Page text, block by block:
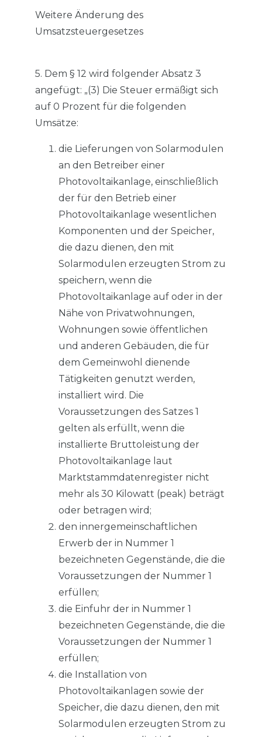
Weitere Änderung des
Umsatzsteuergesetzes
5. Dem § 12 wird folgender Absatz 3
angefügt: „(3) Die Steuer ermäßigt sich
auf 0 Prozent für die folgenden
Umsätze:
die Lieferungen von Solarmodulen
an den Betreiber einer
Photovoltaikanlage, einschließlich
der für den Betrieb einer
Photovoltaikanlage wesentlichen
Komponenten und der Speicher,
die dazu dienen, den mit
Solarmodulen erzeugten Strom zu
speichern, wenn die
Photovoltaikanlage auf oder in der
Nähe von Privatwohnungen,
Wohnungen sowie öffentlichen
und anderen Gebäuden, die für
dem Gemeinwohl dienende
Tätigkeiten genutzt werden,
installiert wird. Die
Voraussetzungen des Satzes 1
gelten als erfüllt, wenn die
installierte Bruttoleistung der
Photovoltaikanlage laut
Marktstammdatenregister nicht
mehr als 30 Kilowatt (peak) beträgt
oder betragen wird;
den innergemeinschaftlichen
Erwerb der in Nummer 1
bezeichneten Gegenstände, die die
Voraussetzungen der Nummer 1
erfüllen;
die Einfuhr der in Nummer 1
bezeichneten Gegenstände, die die
Voraussetzungen der Nummer 1
erfüllen;
die Installation von
Photovoltaikanlagen sowie der
Speicher, die dazu dienen, den mit
Solarmodulen erzeugten Strom zu